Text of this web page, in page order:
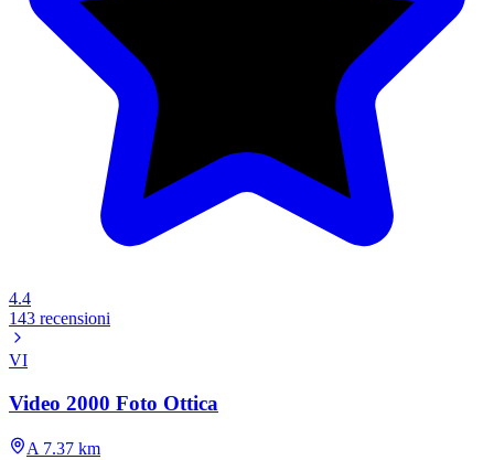
4.4
143 recensioni
VI
Video 2000 Foto Ottica
A 7.37 km